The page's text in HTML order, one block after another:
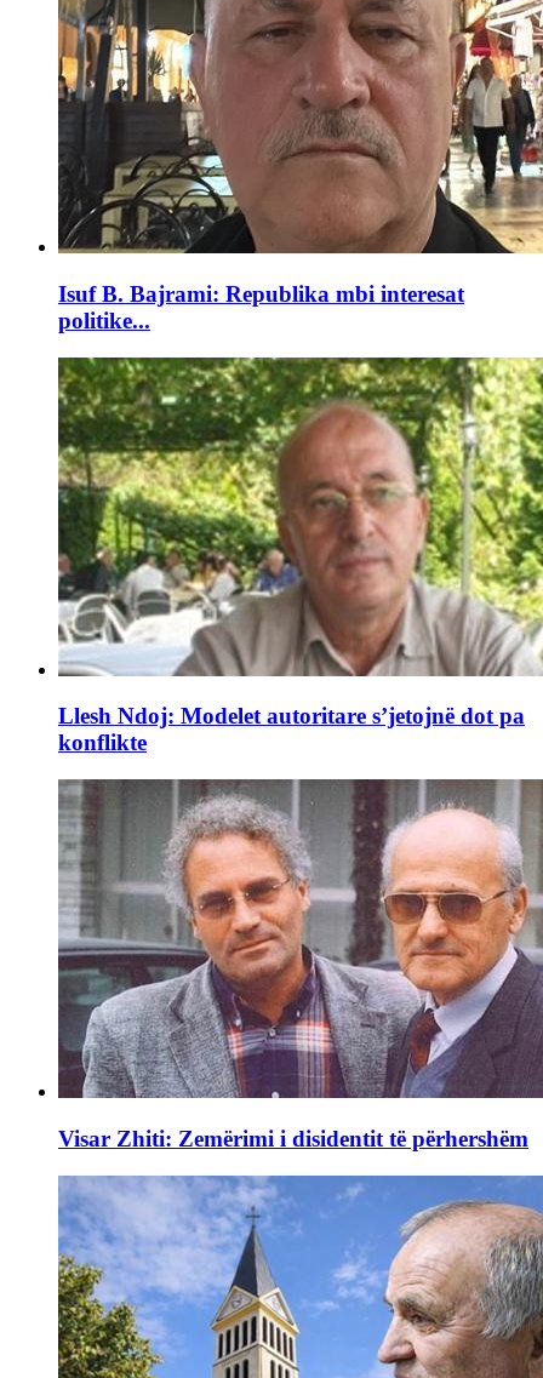
Isuf B. Bajrami: Republika mbi interesat
politike...
Llesh Ndoj: Modelet autoritare s’jetojnë dot pa
konflikte
Visar Zhiti: Zemërimi i disidentit të përhershëm